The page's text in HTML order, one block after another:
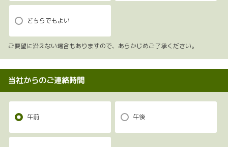
どちらでもよい
ご要望に沿えない場合もありますので、あらかじめご了承ください。
当社からのご連絡時間
午前 午後